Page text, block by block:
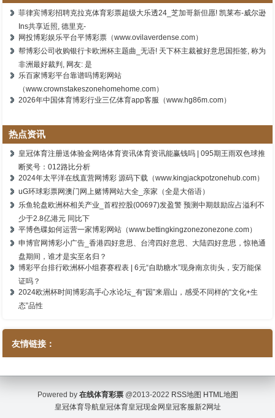
菲律宾博彩招聘克拉克体育彩票超级大乐透24_芝加哥新但愿! 凯莱布-威尔逊
Ins共享近照, 德里克-
网投博彩娱乐平台平博彩票（www.ovilaverdense.com）
帮博彩公司收购银行卡欧洲杯主题曲_无语! 天下杯主裁被好意思国拒签, 称为
非洲最好裁判, 网友: 是
乐百家博彩平台靠谱吗博彩网站
（www.crownstakeszonehomehome.com）
2026年中国体育博彩行业三亿体育app客服（www.hg86m.com）
热点资讯
皇冠体育注册送体验金网络体育资讯体育资讯能赢钱吗 | 095期王雨双色球推
断奖号：012路比分析
2024年太平洋在线直营网博彩 源码下载（www.kingjackpotzonehub.com）
uG环球彩票网澳门网上赌博网站大全_亲家（全是大俗语）
乐鱼轮盘欧洲杯相关产业_首程控股(00697)发盈警 预测中期鼓励应占溢利不
少于2.8亿港元 同比下
平博色碟如何运营一家博彩网站（www.bettingkingzonezonezone.com）
申博官网博彩小广告_香港四好意思、台湾四好意思、大陆四好意思，惊艳通
盘期间，谁才是实至名归？
博彩平台排行欧洲杯小组赛赛程表 | 6元“自助糖水”现身南京街头，安万能保
证吗？
2024欧洲杯时间博彩高手心水论坛_有“园”来眉山，感受不同样的“文化+生
态”品性
友情链接：
Powered by 在线体育彩票@2013-2022 RSS地图 HTML地图
皇冠体育导航皇冠体育皇冠现金网 皇冠客服新2网址